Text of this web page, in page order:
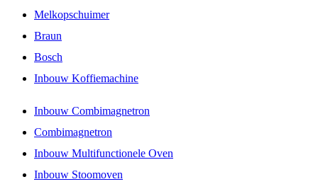
Melkopschuimer
Braun
Bosch
Inbouw Koffiemachine
Inbouw Combimagnetron
Combimagnetron
Inbouw Multifunctionele Oven
Inbouw Stoomoven